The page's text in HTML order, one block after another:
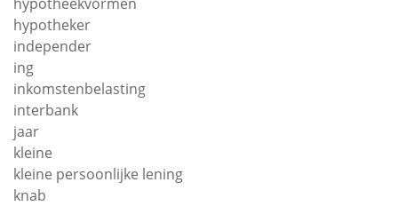
hypotheker
independer
ing
inkomstenbelasting
interbank
jaar
kleine
kleine persoonlijke lening
knab